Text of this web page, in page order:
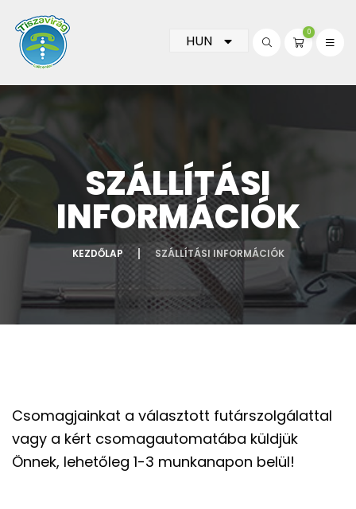
HUN 0
SZÁLLÍTÁSI
INFORMÁCIÓK
KEZDŐLAP SZÁLLÍTÁSI INFORMÁCIÓK
Csomagjainkat a választott futárszolgálattal
vagy a kért csomagautomatába küldjük
Önnek, lehetőleg 1-3 munkanapon belül!